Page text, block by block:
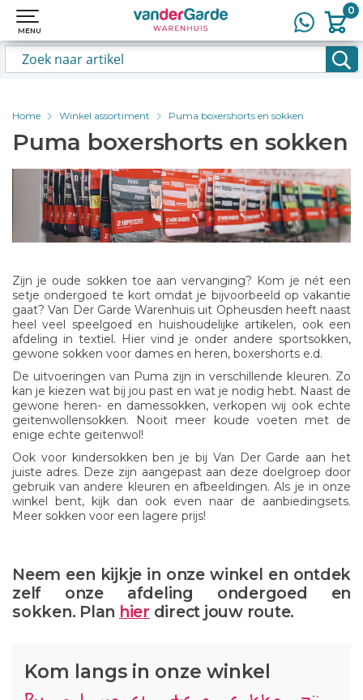
0
MENU
0
MENU
Home Winkel assortiment Puma boxershorts en sokken
Puma boxershorts en sokken
Zijn je oude sokken toe aan vervanging? Kom je nét een
setje ondergoed te kort omdat je bijvoorbeeld op vakantie
gaat? Van Der Garde Warenhuis uit Opheusden heeft naast
heel veel speelgoed en huishoudelijke artikelen, ook een
afdeling in textiel. Hier vind je onder andere sportsokken,
gewone sokken voor dames en heren, boxershorts e.d.
De uitvoeringen van Puma zijn in verschillende kleuren. Zo
kan je kiezen wat bij jou past en wat je nodig hebt. Naast de
gewone heren- en damessokken, verkopen wij ook echte
geitenwollensokken. Nooit meer koude voeten met de
enige echte geitenwol!
Ook voor kindersokken ben je bij Van Der Garde aan het
juiste adres. Deze zijn aangepast aan deze doelgroep door
gebruik van andere kleuren en afbeeldingen. Als je in onze
winkel bent, kijk dan ook even naar de aanbiedingsets.
Meer sokken voor een lagere prijs!
Neem een kijkje in onze winkel en ontdek
zelf onze afdeling ondergoed en
sokken. Plan hier direct jouw route.
Kom langs in onze winkel